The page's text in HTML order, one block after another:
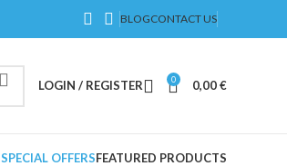
BLOGCONTACT US
LOGIN / REGISTER 0 0,00€
SPECIAL OFFERSFEATURED PRODUCTS